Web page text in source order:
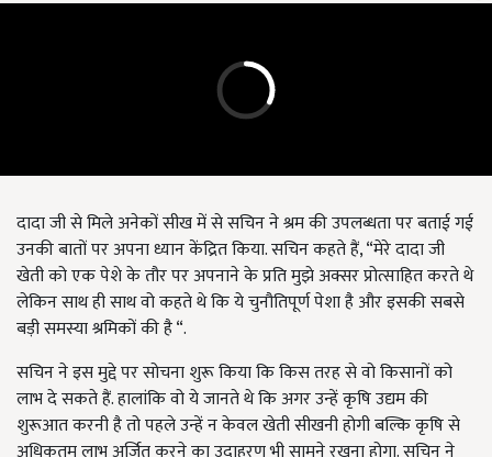
दादा जी से मिले अनेकों सीख में से सचिन ने श्रम की उपलब्धता पर बताई गई
उनकी बातों पर अपना ध्यान केंद्रित किया. सचिन कहते हैं, “मेरे दादा जी
खेती को एक पेशे के तौर पर अपनाने के प्रति मुझे अक्सर प्रोत्साहित करते थे
लेकिन साथ ही साथ वो कहते थे कि ये चुनौतिपूर्ण पेशा है और इसकी सबसे
बड़ी समस्या श्रमिकों की है “.
सचिन ने इस मुद्दे पर सोचना शुरू किया कि किस तरह से वो किसानों को
लाभ दे सकते हैं. हालांकि वो ये जानते थे कि अगर उन्हें कृषि उद्यम की
शुरूआत करनी है तो पहले उन्हें न केवल खेती सीखनी होगी बल्कि कृषि से